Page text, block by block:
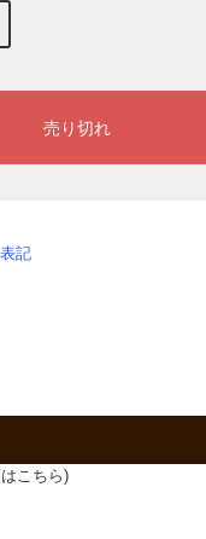
記
こちら)